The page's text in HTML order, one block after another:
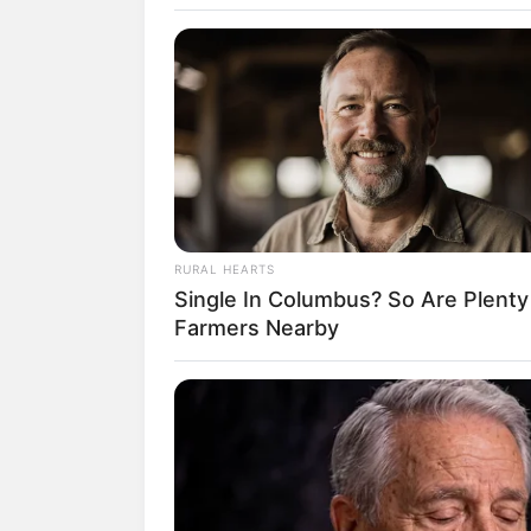
Ausgehend von den
Hotelzimmer oder die
hierbei auch
Straßenkarte und
Unterkünfte als auch für
Camping statt Hotel,
Camping in
Campingplätze in
RURAL HEARTS
Single In Columbus? So Are
Farmers Nearby
HABERION
Remember Honey Boo Boo?
See Her Now